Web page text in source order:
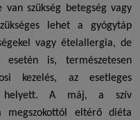
szükség betegség vagy
lehet a gyógytáp
vagy ételallergia, de
esetén is, természetesen
kezelés, az esetleges
helyett. A máj, a szív
megszokottól eltérő diéta